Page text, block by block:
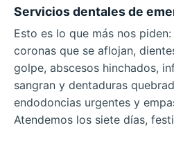
Servicios dentales de
Esto es lo que más nos
coronas que se aflojan,
golpe, abscesos hinchados,
sangran y dentaduras
endodoncias urgentes y
Atendemos los siete días,